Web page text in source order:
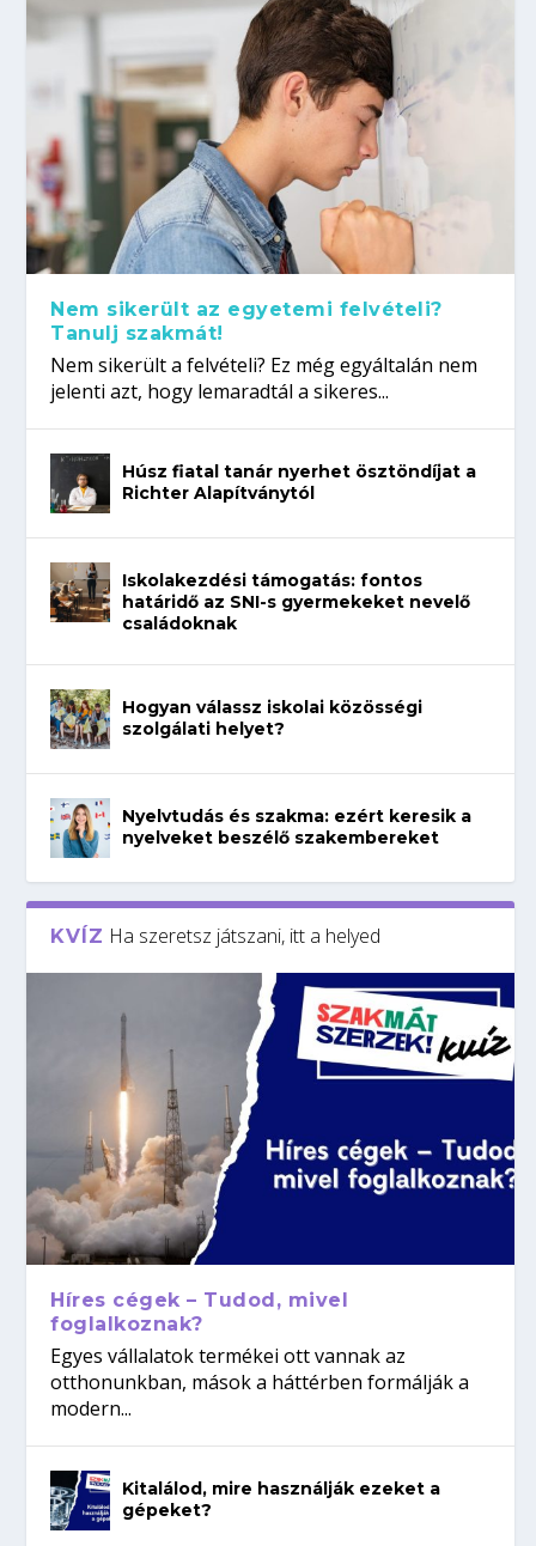
Nem sikerült az egyetemi felvételi?
Tanulj szakmát!
Nem sikerült a felvételi? Ez még egyáltalán nem
jelenti azt, hogy lemaradtál a sikeres...
Húsz fiatal tanár nyerhet ösztöndíjat a
Richter Alapítványtól
Iskolakezdési támogatás: fontos
határidő az SNI-s gyermekeket nevelő
családoknak
Hogyan válassz iskolai közösségi
szolgálati helyet?
Nyelvtudás és szakma: ezért keresik a
nyelveket beszélő szakembereket
KVÍZ Ha szeretsz játszani, itt a helyed
Híres cégek – Tudod, mivel
foglalkoznak?
Egyes vállalatok termékei ott vannak az
otthonunkban, mások a háttérben formálják a
modern...
Kitalálod, mire használják ezeket a
gépeket?